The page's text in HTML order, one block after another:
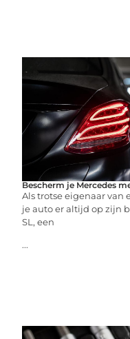
Bescherm je Mercedes
Als trotse eigenaar van
je auto er altijd op zijn
SL, een
...